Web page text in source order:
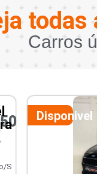
todas
Carros
S
Disponivel